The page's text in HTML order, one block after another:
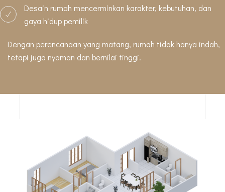
Desain rumah mencerminkan karakter, kebutuhan, dan
gaya hidup pemilik
Dengan perencanaan yang matang, rumah tidak hanya indah,
tetapi juga nyaman dan bernilai tinggi.